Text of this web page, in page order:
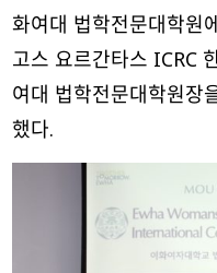
화여대 법학전문대학원
고스 요르간타스 ICRC
여대 법학전문대학원장
했다.